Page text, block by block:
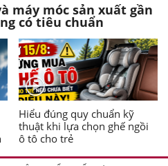
máy móc sản xuất gần
có tiêu chuẩn
Hiểu đúng quy chuẩn kỹ
thuật khi lựa chọn ghế ngồi
ô tô cho trẻ